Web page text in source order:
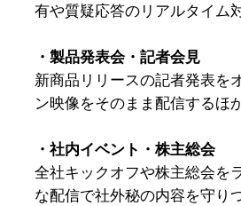
有や質疑応答のリアルタイム
・製品発表会・記者会見
新商品リリースの記者発表を
ン映像をそのまま配信するほ
・社内イベント・株主総会
全社キックオフや株主総会を
な配信で社外秘の内容を守り